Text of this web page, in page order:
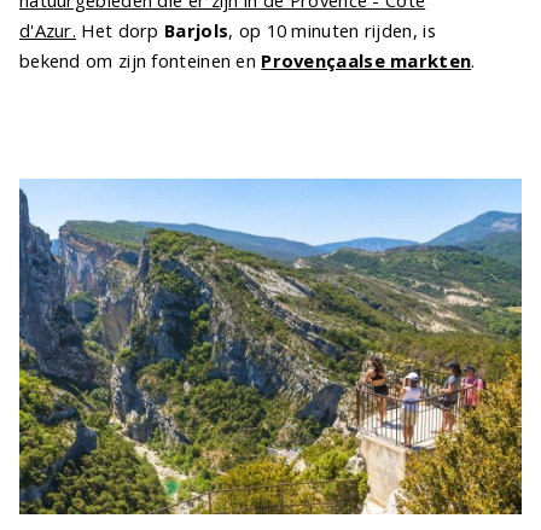
d'Azur. Het dorp Barjols, op 10 minuten rijden, is
bekend om zijn fonteinen en Provençaalse markten.